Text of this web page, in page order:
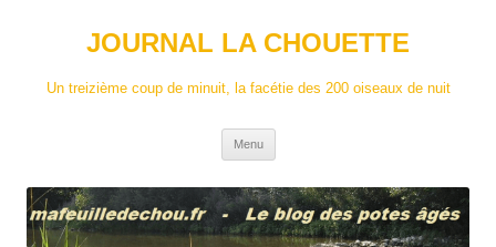
JOURNAL LA CHOUETTE
Un treizième coup de minuit, la facétie des 200 oiseaux de nuit
Menu